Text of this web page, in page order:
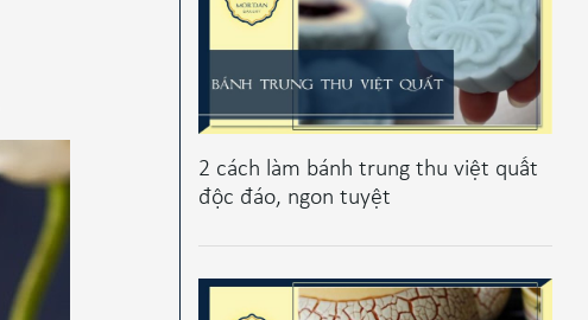
2 cách làm bánh trung thu việt quất
độc đáo, ngon tuyệt